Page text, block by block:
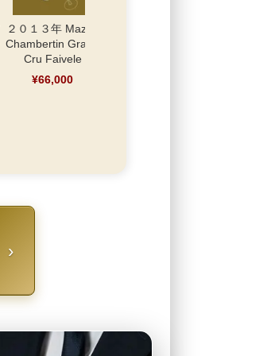
２０１３年 Mazis-
Chambertin Grand
Cru Faivele
¥66,000
›